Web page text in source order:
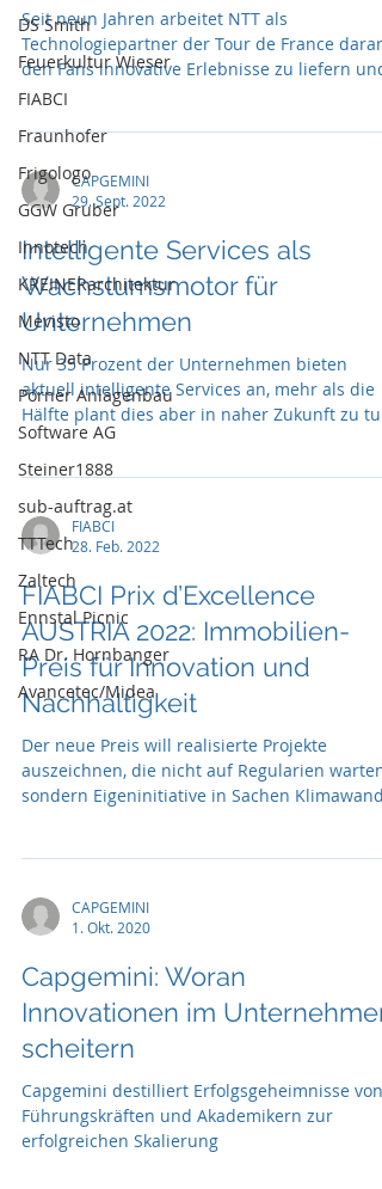
DS Smith
Feuerkultur Wieser
FIABCI
Fraunhofer
Frigologo
GGW Gruber
Innotech
KREINERarchitektur
Mevisto
NTT Data
Pörner Anlagenbau
Software AG
Steiner1888
sub-auftrag.at
TTTech
Zaltech
Ennstal Picnic
RA Dr. Hornbanger
Avancetec/Midea
Seit neun Jahren arbeitet NTT als
Technologiepartner der Tour de France daran,
den Fans innovative Erlebnisse zu liefern und
...
CAPGEMINI
29. Sept. 2022
Intelligente Services als
Wachstumsmotor für
Unternehmen
Nur 35 Prozent der Unternehmen bieten
aktuell intelligente Services an, mehr als die
Hälfte plant dies aber in naher Zukunft zu tun
FIABCI
28. Feb. 2022
FIABCI Prix d’Excellence
AUSTRIA 2022: Immobilien-
Preis für Innovation und
Nachhaltigkeit
Der neue Preis will realisierte Projekte
auszeichnen, die nicht auf Regularien warten,
sondern Eigeninitiative in Sachen
CAPGEMINI
1. Okt. 2020
Capgemini: Woran
Innovationen im Unternehmen
scheitern
Capgemini destilliert Erfolgsgeheimnisse von
Führungskräften und Akademikern zur
erfolgreichen Skalierung